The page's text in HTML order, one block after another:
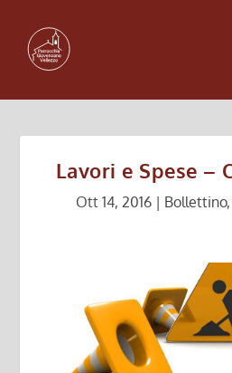
Lavori e Spese –
Ott 14, 2016 | Bollettino,